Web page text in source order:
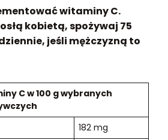
witaminy C.
kobietą, spożywaj 75
jeśli mężczyzną to
C w 100 g wybranych
182 mg